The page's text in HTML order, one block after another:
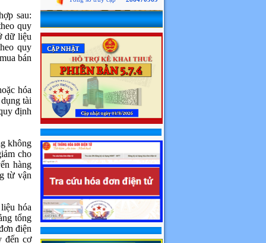
sau:
quy
dữ liệu
quy
bán
hóa
tài
định
không
cho
hàng
từ vận
hóa
tổng
điện
đến cơ